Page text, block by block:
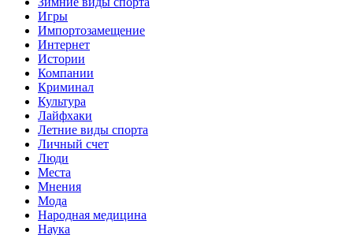
Игры
Импортозамещение
Интернет
Истории
Компании
Криминал
Культура
Лайфхаки
Летние виды спорта
Личный счет
Люди
Места
Мнения
Мода
Народная медицина
Наука